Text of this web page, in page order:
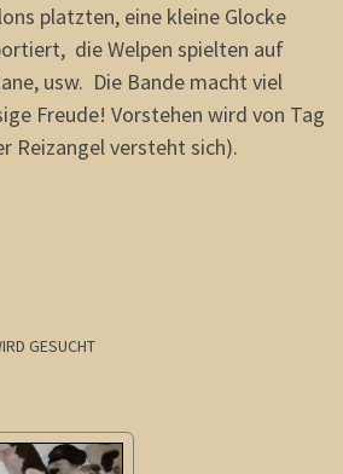
platzten, eine kleine Glocke
die Welpen spielten auf
usw. Die Bande macht viel
Freude! Vorstehen wird von Tag
Reizangel versteht sich).
GESUCHT